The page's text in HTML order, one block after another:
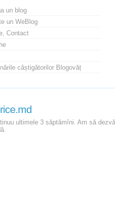
un blog
un WeBlog
Contact
câștigătorilor Blogovăț
ultimele 3 săptămîni. Am să